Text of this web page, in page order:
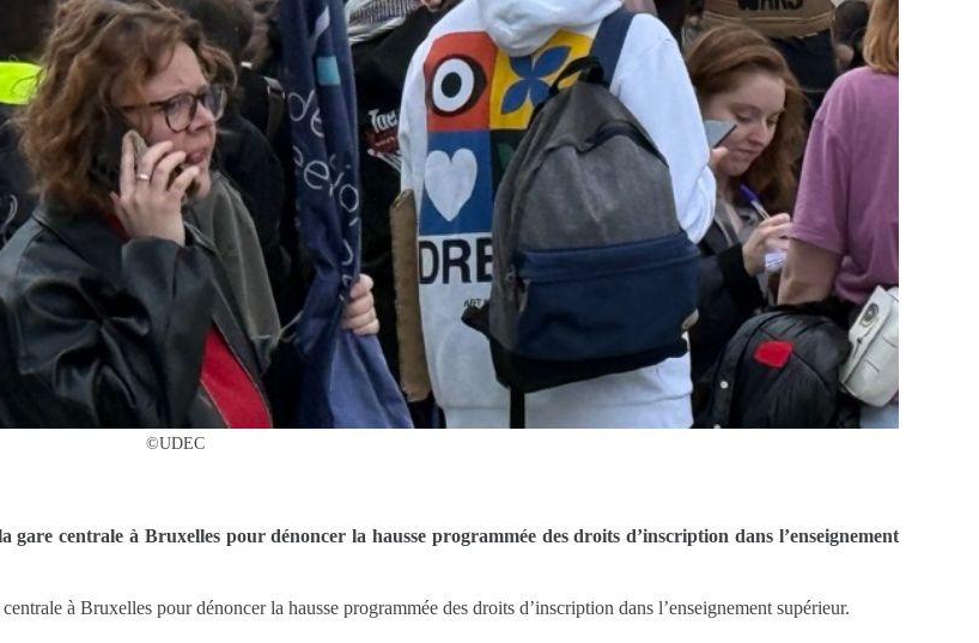
©UDEC
centrale à Bruxelles pour dénoncer la hausse programmée des droits d’inscription dans l’enseignement
à Bruxelles pour dénoncer la hausse programmée des droits d’inscription dans l’enseignement supérieur.